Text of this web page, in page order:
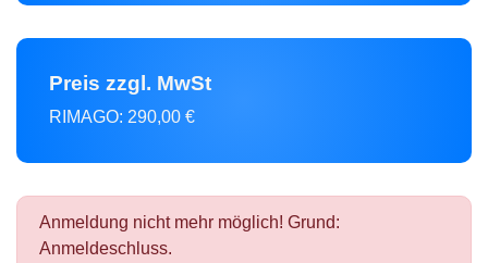
Preis zzgl. MwSt
RIMAGO: 290,00 €
Anmeldung nicht mehr möglich! Grund:
Anmeldeschluss.